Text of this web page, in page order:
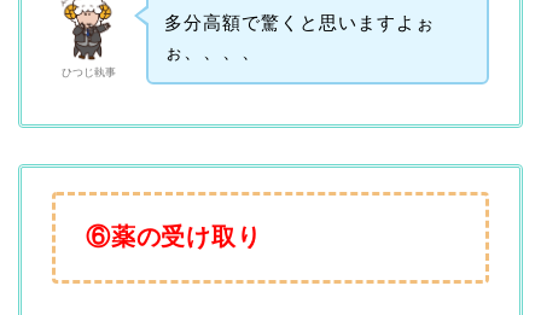
ひつじ執事
多分高額で驚くと思いますよぉ
ぉ、、、、
⑥薬の受け取り